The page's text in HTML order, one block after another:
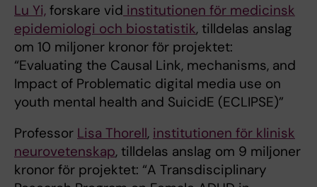
Lu Yi, forskare vid institutionen för medicinsk
epidemiologi och biostatistik, tilldelas anslag
om 10 miljoner kronor för projektet:
“Evaluating the Causal Link, mechanisms, and
Impact of Problematic digital media use on
youth mental health and SuicidE (ECLIPSE)”
Professor Lisa Thorell, institutionen för klinisk
neurovetenskap, tilldelas anslag om 9 miljoner
kronor för projektet: “A Transdisciplinary